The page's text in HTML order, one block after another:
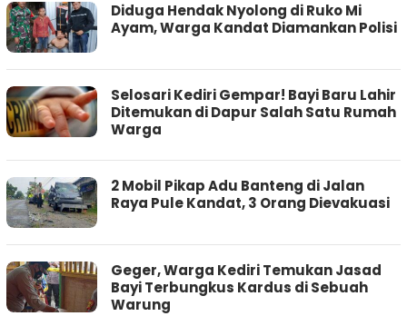
Diduga Hendak Nyolong di Ruko Mi
Ayam, Warga Kandat Diamankan Polisi
Selosari Kediri Gempar! Bayi Baru Lahir
Ditemukan di Dapur Salah Satu Rumah
Warga
2 Mobil Pikap Adu Banteng di Jalan
Raya Pule Kandat, 3 Orang Dievakuasi
Geger, Warga Kediri Temukan Jasad
Bayi Terbungkus Kardus di Sebuah
Warung